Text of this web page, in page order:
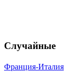
Случайные
Франция-Италия